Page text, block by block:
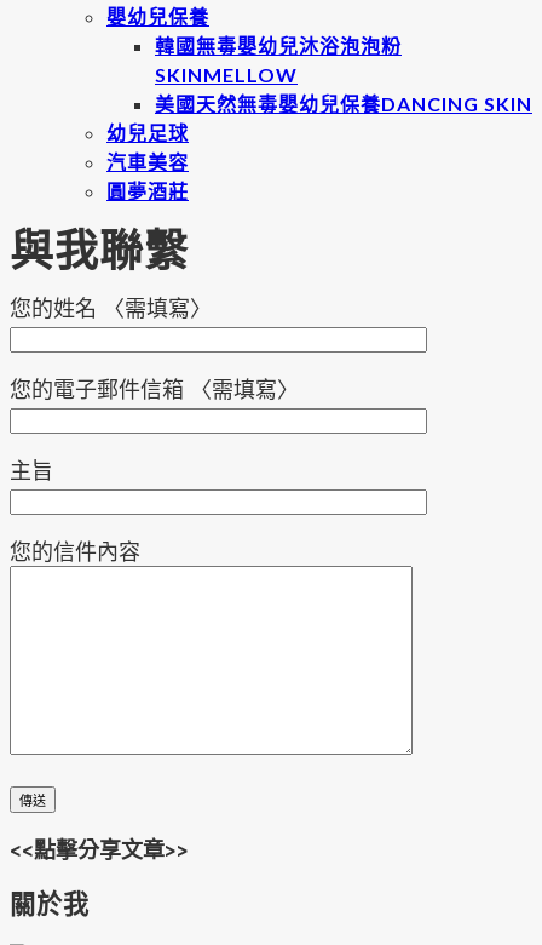
嬰幼兒保養
韓國無毒嬰幼兒沐浴泡泡粉
SKINMELLOW
美國天然無毒嬰幼兒保養DANCING SKIN
幼兒足球
汽車美容
圓夢酒莊
與我聯繫
您的姓名 〈需填寫〉
您的電子郵件信箱 〈需填寫〉
主旨
您的信件內容
<<點擊分享文章>>
關於我